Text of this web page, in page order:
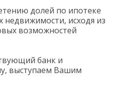
долей по ипотеке
недвижимости, исходя из
возможностей
банк и
выступаем Вашим